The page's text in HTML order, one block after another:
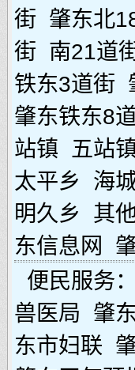
街 肇东北
街 南21道
铁东3道街
肇东铁东8
站镇
五站
太平乡
海
明久乡
其
东信息网
便民服务：
兽医局 肇
东市妇联